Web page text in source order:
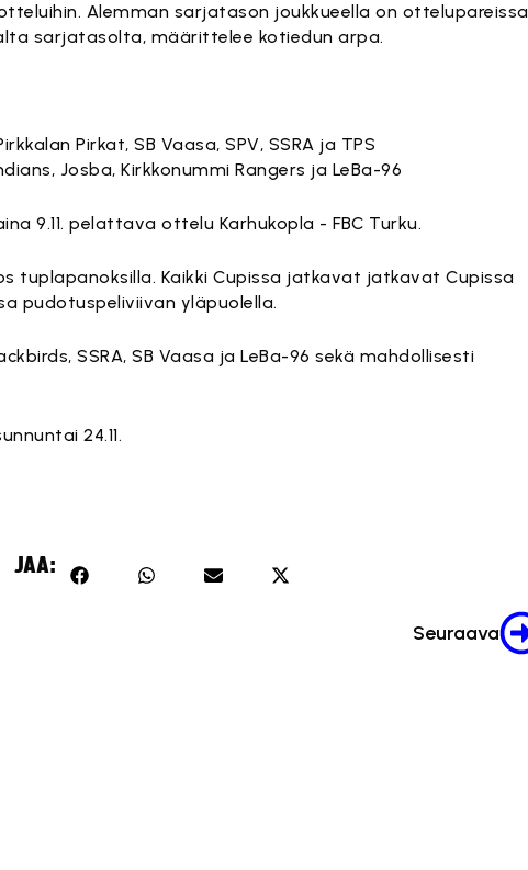
Alemman sarjatason joukkueella on ottelupareissa
sarjatasolta, määrittelee kotiedun arpa.
Pirkat, SB Vaasa, SPV, SSRA ja TPS
Josba, Kirkkonummi Rangers ja LeBa-96
9.11. pelattava ottelu Karhukopla - FBC Turku.
tuplapanoksilla. Kaikki Cupissa jatkavat jatkavat Cupissa
pudotuspeliviivan yläpuolella.
SSRA, SB Vaasa ja LeBa-96 sekä mahdollisesti
24.11.
JAA:
Seuraava